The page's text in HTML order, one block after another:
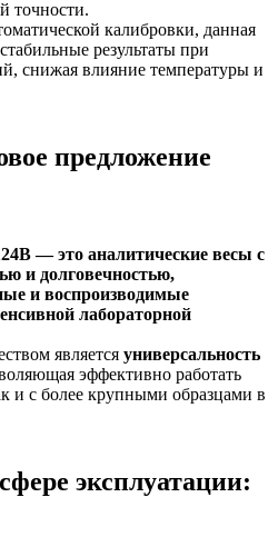
точности.
калибровки, данная
результаты при
снижая влияние температуры и
предложение
— это аналитические весы с
и долговечностью,
и воспроизводимые
лабораторной
является универсальность
эффективно работать
и с более крупными образцами в
эксплуатации: